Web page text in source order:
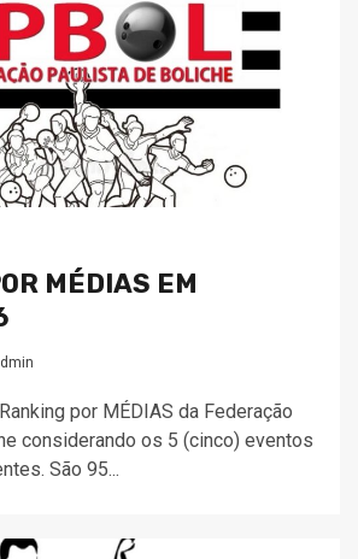
MÉDIAS EM
por MÉDIAS da Federação
considerando os 5 (cinco) eventos
São 95...